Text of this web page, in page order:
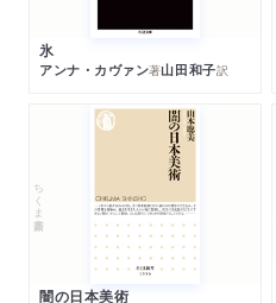
氷
アンナ・カヴァン著山田和子訳
ちくま新書
闇の日本美術